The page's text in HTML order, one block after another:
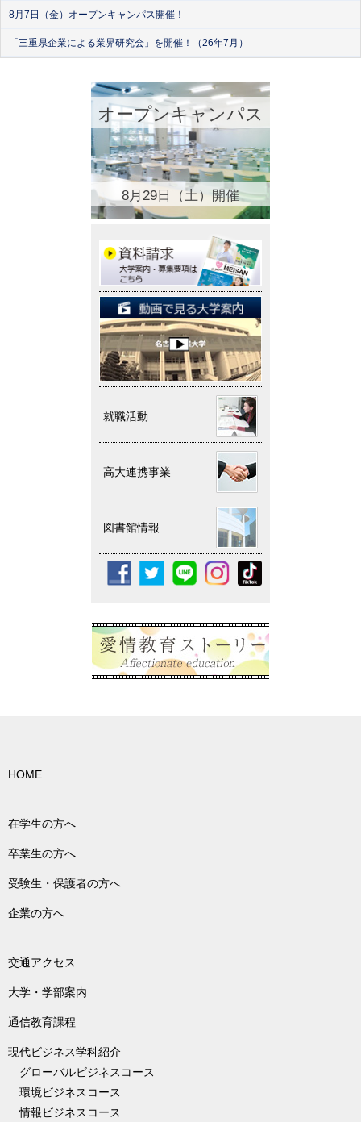
8月7日（金）オープンキャンパス開催！
「三重県企業による業界研究会」を開催！（26年7月）
オープンキャンパス
8月29日（土）開催
就職活動
高大連携事業
図書館情報
HOME
在学生の方へ
卒業生の方へ
受験生・保護者の方へ
企業の方へ
交通アクセス
大学・学部案内
通信教育課程
現代ビジネス学科紹介
グローバルビジネスコース
環境ビジネスコース
情報ビジネスコース